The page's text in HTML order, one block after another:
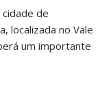
de
localizada no Vale
um importante